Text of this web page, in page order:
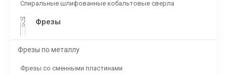
Спиральные шлифованные кобальтовые сверла
Фрезы
Фрезы по металлу
Фрезы со сменными пластинами